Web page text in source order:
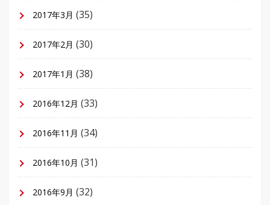
2017年3月 (35)
2017年2月 (30)
2017年1月 (38)
2016年12月 (33)
2016年11月 (34)
2016年10月 (31)
2016年9月 (32)